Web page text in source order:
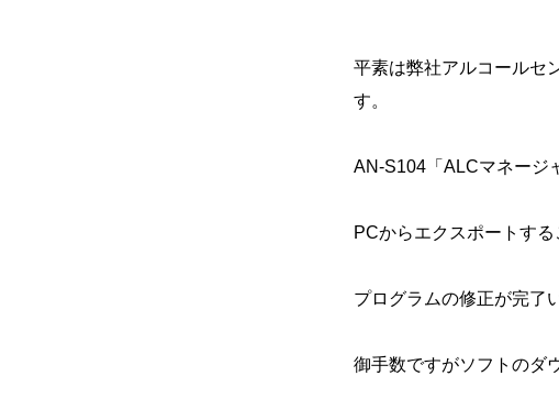
もっと楽しみたい
平素は弊社アルコールセ
AN-S104「ALCマネージ
PCからエクスポートす
プログラムの修正が完了
御手数ですがソフトのダ